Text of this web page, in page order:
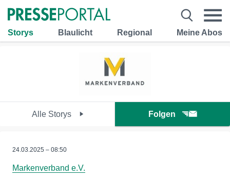
Storys Blaulicht Regional Meine Abos
Alle Storys Folgen
24.03.2025 – 08:50
Markenverband e.V.